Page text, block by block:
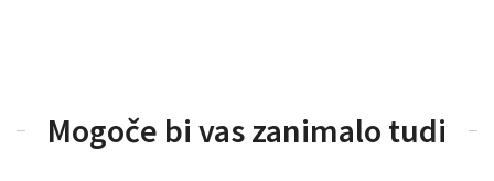
Mogoče bi vas zanimalo tudi